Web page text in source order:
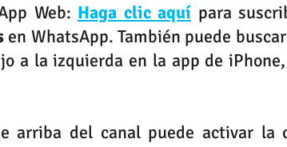
Web: Haga clic aquí
a la izquierda en la app de
arriba del canal puede activar la